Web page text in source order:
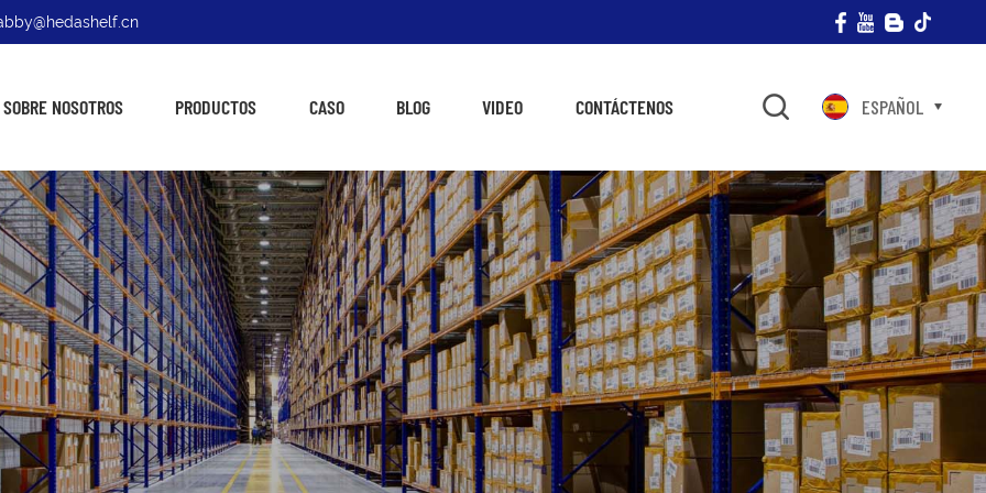
SOBRE NOSOTROS PRODUCTOS CASO BLOG VIDEO CONTÁCTENOS ESPAÑOL